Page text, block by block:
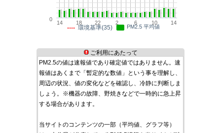
14 18 22 2 6 10 14
0
環境基準(35) PM2.5 平均値
ご利用にあたって
PM2.5の値は速報値であり確定値ではありません。速
報値はあくまで「暫定的な数値」という事を理解し、
周辺の状況、値の変化などを確認し、冷静に判断しま
しょう。※機器の故障、野焼きなどで一時的に急上昇
する場合があります。
当サイトのコンテンツの一部（平均値、グラフ等）